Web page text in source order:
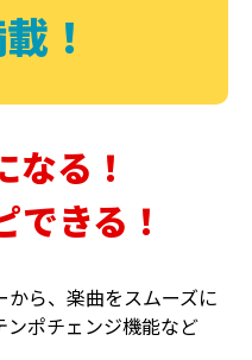
PHASER
！
なる！
できる！
ら、楽曲をスムーズに
ンポチェンジ機能など